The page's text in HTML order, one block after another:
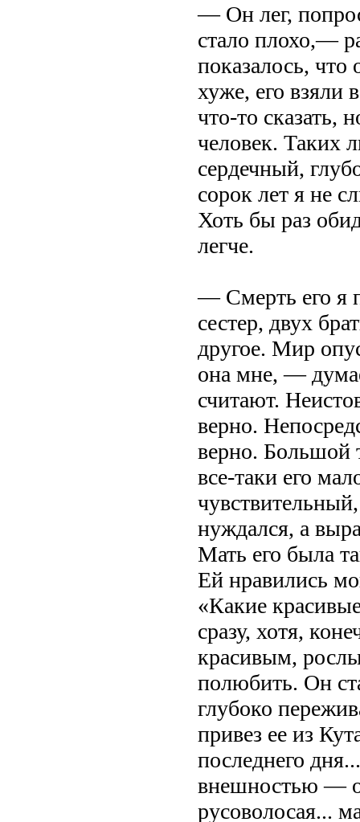
— Он лег,
стало плохо,—
показалось, что
хуже, его взяли
что-то сказать,
человек. Таких
сердечный,
сорок лет я не
Хоть бы раз
легче.
— Смерть его я
сестер, двух
другое. Мир
она мне, —
считают.
верно.
верно. Большой
все-таки его
нуждался, а
Мать его была
Ей нравились
«Какие
сразу, хотя,
красивым,
полюбить. Он
глубоко
привез ее из
последнего
внешностью —
русоволосая...